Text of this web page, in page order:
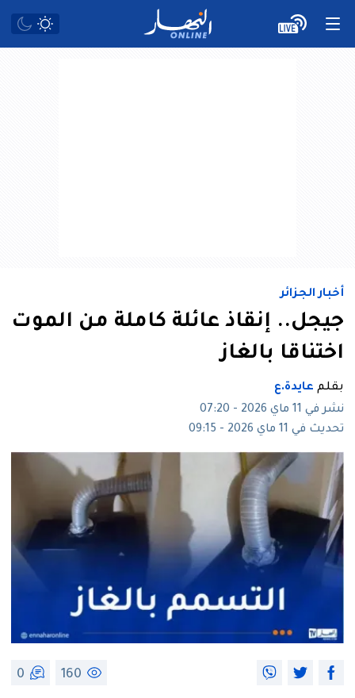
أخبار الجزائر
جيجل.. إنقاذ عائلة كاملة من الموت
اختناقا بالغاز
بقلم عايدة.ع
نشر في 11 ماي 2026 - 07:20
تحديث في 11 ماي 2026 - 09:15
160
0